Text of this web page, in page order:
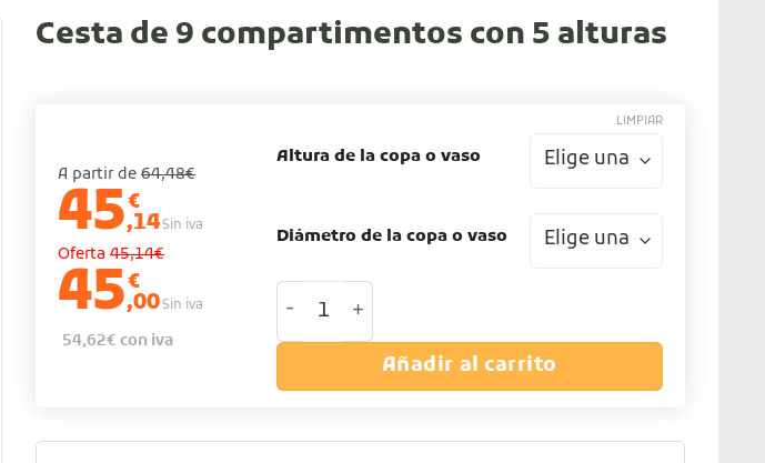
Cesta de 9 compartimentos con 5 alturas
A partir de 64,48€
45€
,14Sin iva
Oferta 45,14€
45€
,00Sin iva
54,62€ con iva
Altura de la copa o vaso
Diámetro de la copa o vaso
LIMPIAR
Cesta de 9 compartimentos con 5 alturas cantidad
Añadir al carrito